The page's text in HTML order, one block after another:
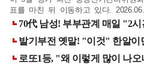
표를 마친 뒤 이동하고 있다.